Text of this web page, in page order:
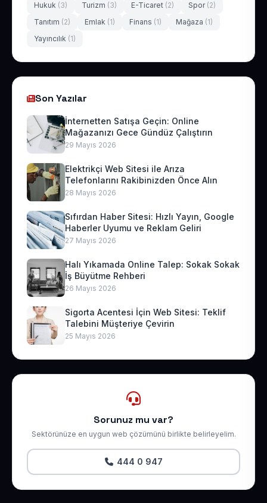
Hukuk (3) Turizm (3) E-Ticaret (2) Spor (2)
Tanıtım (2) Emlak (1) Finans (1) Mağaza (1)
Yayıncılık (1)
Son Yazılar
İnternetten Satışa Geçin: Online
Mağazanızı Gece Gündüz Çalıştırın
29 Mayıs 2026
Elektrikçi Web Sitesi ile Arıza
Telefonlarını Rakibinizden Önce Alın
28 Mayıs 2026
Sıfırdan Haber Sitesi: Hızlı Yayın, Google
Haberler Uyumu ve Reklam Geliri
27 Mayıs 2026
Halı Yıkamada Online Talep: Sokak Sokak
İş Büyütme Rehberi
26 Mayıs 2026
Sigorta Acentesi İçin Web Sitesi: Teklif
Talebini Müşteriye Çevirin
25 Mayıs 2026
Sorunuz mu var?
Sektörünüze en uygun web çözümünü birlikte belirleyelim.
444 0 947